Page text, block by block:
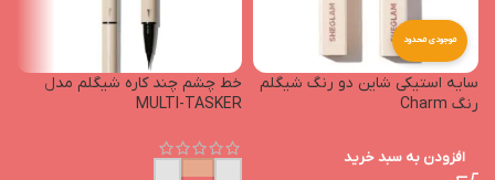
موجودی محدود
سایه استیکی شاین دو رنگ شیگلم
رنگ Charm
افزودن به سبد خرید
خط چشم چند کاره شیگلم مدل
MULTI-TASKER